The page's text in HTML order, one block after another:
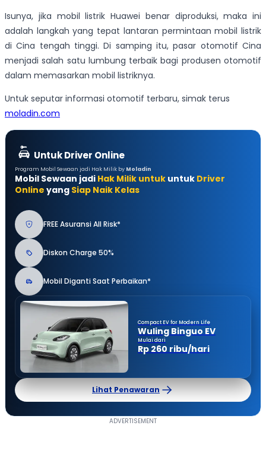
Isunya, jika mobil listrik Huawei benar diproduksi, maka ini
adalah langkah yang tepat lantaran permintaan mobil listrik
di Cina tengah tinggi. Di samping itu, pasar otomotif Cina
menjadi salah satu lumbung terbaik bagi produsen otomotif
dalam memasarkan mobil listriknya.
Untuk seputar informasi otomotif terbaru, simak terus
moladin.com
Untuk Driver Online
Program Mobil Sewaan jadi Hak Milik by Moladin
Mobil Sewaan jadi Hak Milik untuk untuk Driver
Online yang Siap Naik Kelas
FREE Asuransi All Risk*
Diskon Charge 50%
Mobil Diganti Saat Perbaikan*
Compact EV for Modern Life
Wuling Binguo EV
Mulai dari
Rp 260 ribu/hari
Lihat Penawaran